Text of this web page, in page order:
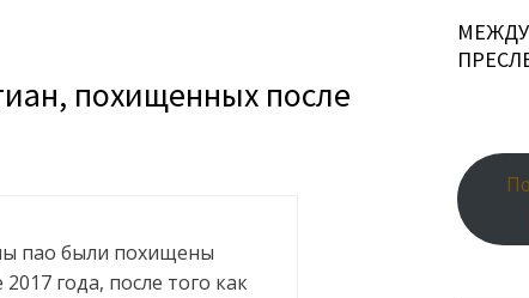
похищенных после
пао были похищены
года, после того как